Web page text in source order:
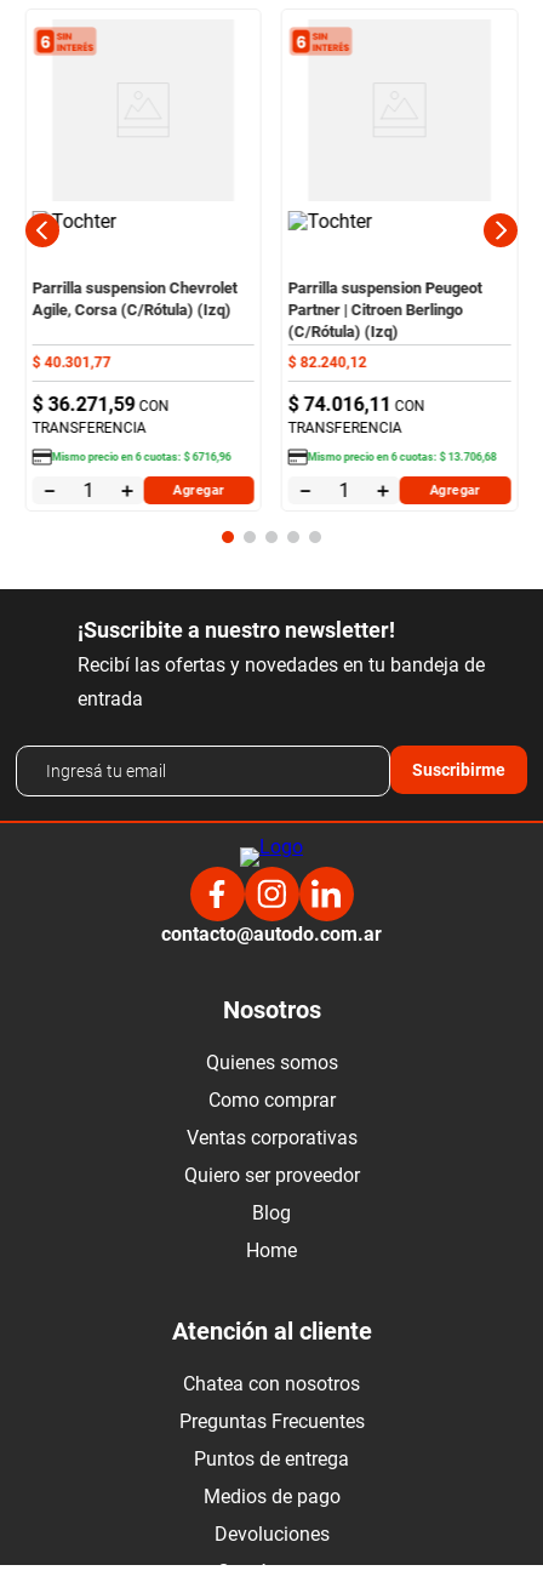
Parrilla suspension Chevrolet
Agile, Corsa (C/Rótula) (Izq)
$ 40.301 ,77
$ 36.271,59 CON
TRANSFERENCIA
Mismo precio en6cuotas:$ 6716,96
＋
－ Agregar
Parrilla suspension Peugeot
Partner | Citroen Berlingo
(C/Rótula) (Izq)
$ 82.240,12
$ 74.016,11 CON
TRANSFERENCIA
Mismo precio en6cuotas:$ 13.706,68
＋
－ Agregar
¡Suscribite a nuestro newsletter!
Recibí las ofertas y novedades en tu bandeja de
entrada
Suscribirme
contacto@autodo.com.ar
Nosotros
Quienes somos
Como comprar
Ventas corporativas
Quiero ser proveedor
Blog
Home
Atención al cliente
Chatea con nosotros
Preguntas Frecuentes
Puntos de entrega
Medios de pago
Devoluciones
Contáctanos